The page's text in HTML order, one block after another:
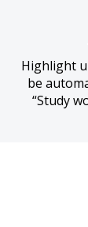
Highlight
be
“Study